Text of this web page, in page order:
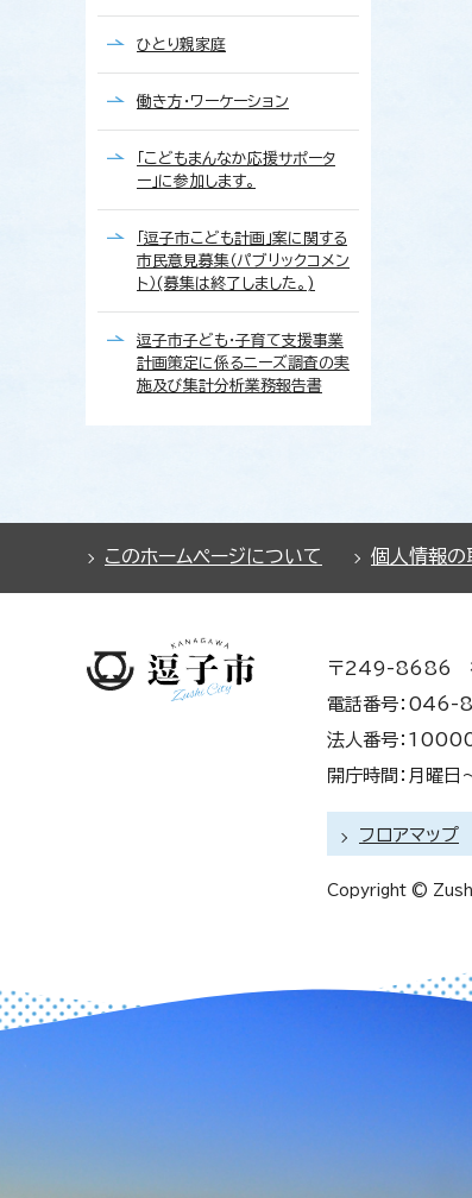
ひとり親家庭
働き方・ワーケーション
「こどもまんなか応援サポータ
ー」に参加します。
「逗子市こども計画」案に関する
市民意見募集（パブリックコメン
ト）(募集は終了しました。)
逗子市子ども・子育て支援事業
計画策定に係るニーズ調査の実
施及び集計分析業務報告書
このホームページについて 個人情報の
〒249-8686
電話番号：046-
法人番号：
開庁時間：月曜
フロアマップ
Copyright ©